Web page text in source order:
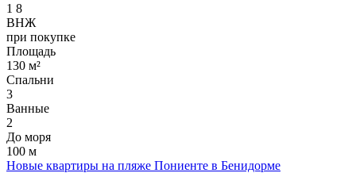
1 8
ВНЖ
при покупке
Площадь
130 м²
Спальни
3
Ванные
2
До моря
100 м
Новые квартиры на пляже Пониенте в Бенидорме